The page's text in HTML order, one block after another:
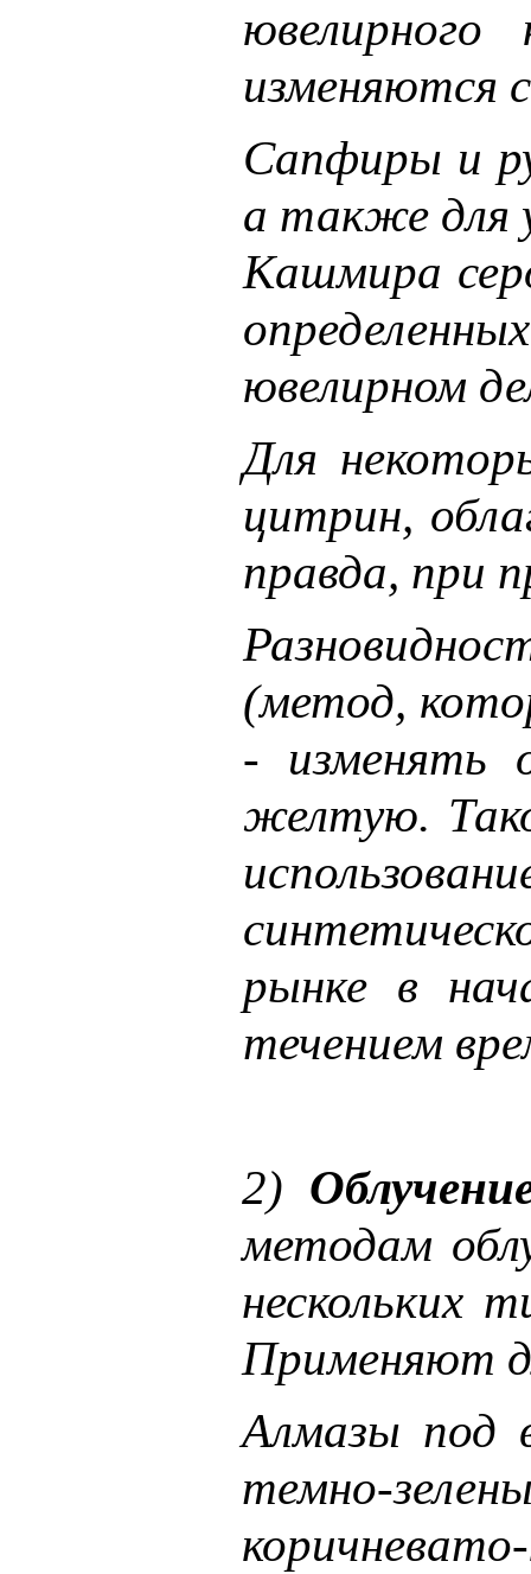
изменяются
Сапфиры и
а также для
Кашмира
ювелирном
Для
цитрин,
правда, при
(метод,
- изменять
желтую.
рынке в
течением
2)
методам
нескольких
Применяют
Алмазы под
темно-